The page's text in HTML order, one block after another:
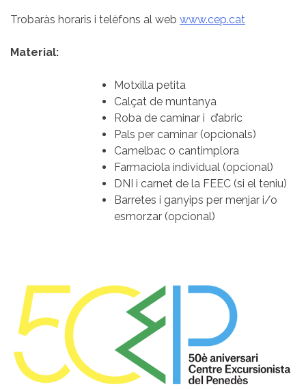
Trobaràs horaris i telèfons al web www.cep.cat
Material:
Motxilla petita
Calçat de muntanya
Roba de caminar i d’abric
Pals per caminar (opcionals)
Camelbac o cantimplora
Farmaciola individual (opcional)
DNI i carnet de la FEEC (si el teniu)
Barretes i ganyips per menjar i/o
esmorzar (opcional)